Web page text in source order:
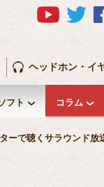
フト
ーで聴くサラウンド放
コラム
ヘッドホン・イ